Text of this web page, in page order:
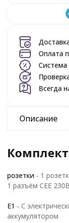
Оплата
Система
Всегда
Описание
розетки - 1
1 разъём СЕЕ
E1 - С
аккумулятором